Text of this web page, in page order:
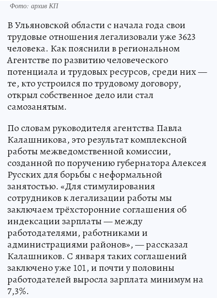
Фото: архив КП
В Ульяновской области с начала года свои
трудовые отношения легализовали уже 3623
человека. Как пояснили в региональном
Агентстве по развитию человеческого
потенциала и трудовых ресурсов, среди них —
те, кто устроился по трудовому договору,
открыл собственное дело или стал
самозанятым.
По словам руководителя агентства Павла
Калашникова, это результат комплексной
работы межведомственной комиссии,
созданной по поручению губернатора Алексея
Русских для борьбы с неформальной
занятостью. «Для стимулирования
сотрудников к легализации работы мы
заключаем трёхсторонние соглашения об
индексации зарплаты — между
работодателями, работниками и
администрациями районов», — рассказал
Калашников. С января таких соглашений
заключено уже 101, и почти у половины
работодателей выросла зарплата минимум на
7,3%.